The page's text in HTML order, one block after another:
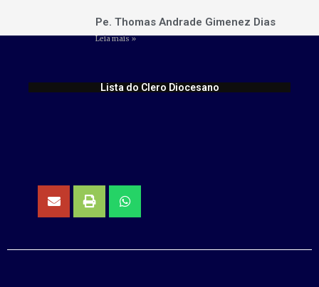
Pe. Thomas Andrade Gimenez Dias
Leia mais »
Lista do Clero Diocesano